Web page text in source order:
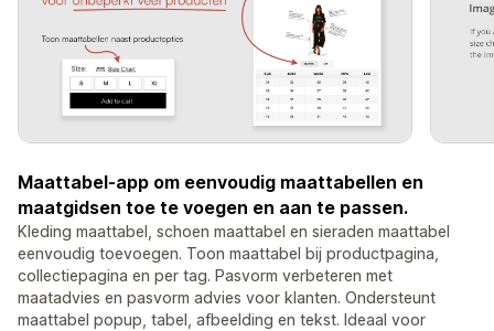
Maattabel-app om eenvoudig maattabellen en
maatgidsen toe te voegen en aan te passen.
Kleding maattabel, schoen maattabel en sieraden maattabel
eenvoudig toevoegen. Toon maattabel bij productpagina,
collectiepagina en per tag. Pasvorm verbeteren met
maatadvies en pasvorm advies voor klanten. Ondersteunt
maattabel popup, tabel, afbeelding en tekst. Ideaal voor